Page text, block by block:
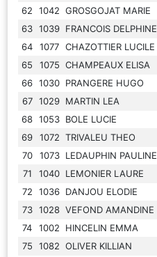
62
1042 GROSGOJAT MARIE
63 1039 FRANCOIS DELPHINE
64
1077 CHAZOTTIER LUCILE
65
1075 CHAMPEAUX ELISA
66 1030 PRANGERE HUGO
67 1029 MARTIN LEA
68 1053 BOLE LUCIE
69
1072 TRIVALEU THEO
70
1073 LEDAUPHIN PAULINE
71
1040 LEMONIER LAURE
72
1036 DANJOU ELODIE
73 1028 VEFOND AMANDINE
74
1002 HINCELIN EMMA
75
1082 OLIVER KILLIAN